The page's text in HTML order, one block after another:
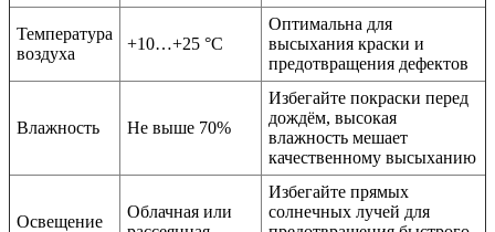
Температура
воздуха
+10…+25 °C
Оптимальна для
высыхания краски и
предотвращения дефектов
Влажность Не выше 70%
Избегайте покраски перед
дождём, высокая
влажность мешает
качественному высыханию
Освещение
Облачная или
Избегайте прямых
солнечных лучей для